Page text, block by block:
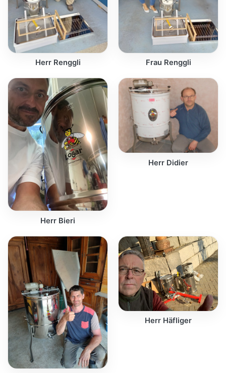
Herr Renggli Frau Renggli
Herr Bieri
Herr Didier
Herr Häfliger